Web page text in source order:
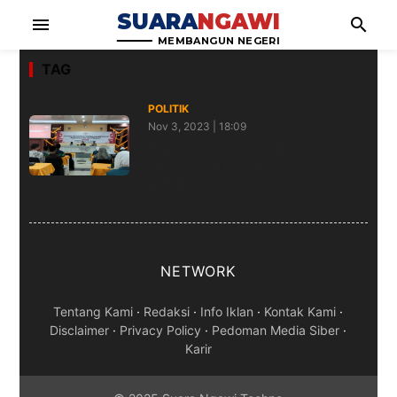
menu SUARANGAWI
MEMBANGUN NEGERI
search
TAG
POLITIK
Nov 3, 2023 | 18:09
NETWORK
Tentang Kami · Redaksi · Info Iklan · Kontak Kami ·
Disclaimer · Privacy Policy · Pedoman Media Siber ·
Karir